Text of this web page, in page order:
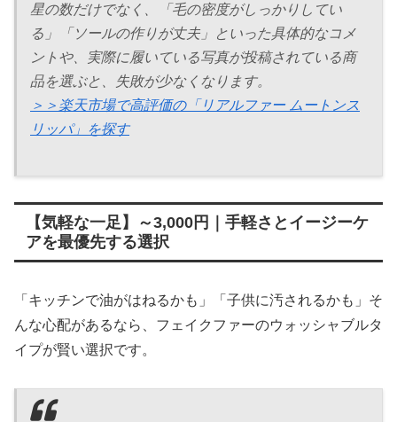
星の数だけでなく、「毛の密度がしっかりしてい
る」「ソールの作りが丈夫」といった具体的なコメ
ントや、実際に履いている写真が投稿されている商
品を選ぶと、失敗が少なくなります。
＞＞楽天市場で高評価の「リアルファー ムートンス
リッパ」を探す
【気軽な一足】～3,000円｜手軽さとイージーケ
アを最優先する選択
「キッチンで油がはねるかも」「子供に汚されるかも」そ
んな心配があるなら、フェイクファーのウォッシャブルタ
イプが賢い選択です。